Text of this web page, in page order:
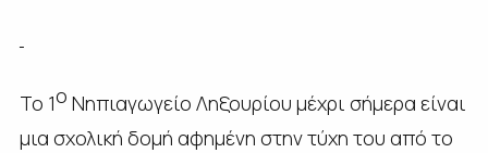
Το 1ο Νηπιαγωγείο Ληξουρίου μέχρι σήμερα είναι
μια σχολική δομή αφημένη στην τύχη του από το